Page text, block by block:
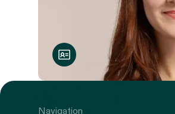
Navigation